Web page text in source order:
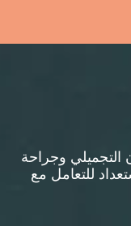
وجراحة
للتعامل مع